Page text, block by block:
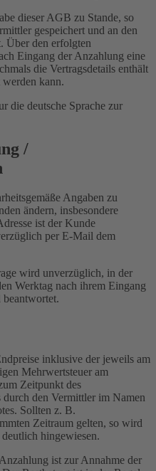
dieser AGB zu Stande, so
gespeichert und an den
Über den erfolgten
Eingang der Anzahlung eine
die Vertragsdetails enthält
kann.
die deutsche Sprache zur
/
Angaben zu
ändern, insbesondere
ist der Kunde
per E-Mail dem
wird unverzüglich, in der
Werktag nach ihrem Eingang
inklusive der jeweils am
Mehrwertsteuer am
Zeitpunkt des
durch den Vermittler im Namen
Sollten z. B.
Zeitraum gelten, so wird
hingewiesen.
ist zur Annahme der